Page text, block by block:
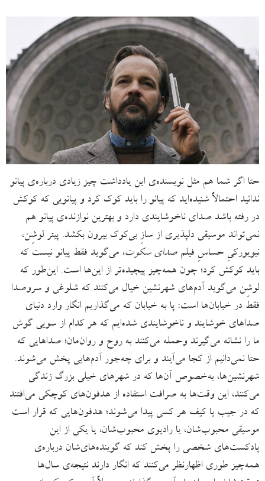
حتا اگر شما هم مثل نویسنده‌ی این یادداشت چیز زیادی درباره‌ی پیانو
ندانید احتمالاً شنیده‌اید که پیانو را باید کوک کرد و پیانویی که کوکش
در رفته باشد صدای ناخوشایندی دارد و بهترین نوازنده‌ی پیانو هم
نمی‌تواند موسیقی دلپذیری از سازِ بی‌کوک بیرون بکشد. پیتر لوشِن،
نیویورکیِ حساسِ فیلمصدای سکوت، می‌گوید فقط پیانو نیست که
باید کوکش کرد؛ چون همه‌چیز پیچیده‌تر از این‌ها است. این‌طور که
لوشِن می‌گوید آدم‌های شهرنشین خیال می‌کنند که شلوغی و سروصدا
فقط در خیابان‌ها است: پا به خیابان که می‌گذاریم انگار وارد دنیای
صداهای خوشایند و ناخوشایندی شده‌ایم که هر کدام از سویی گوش
ما را نشانه می‌گیرند وحمله می‌کنند به روح و روان‌مان؛ صداهایی که
حتا نمی‌دانیم از کجا می‌آیند و برای چه‌جور آدم‌هایی پخش می‌شوند.
شهرنشین‌ها، به‌خصوص آن‌ها که در شهرهای خیلی بزرگ زندگی
می‌کنند، این وقت‌ها به صرافت استفاده از هدفون‌های کوچکی می‌افتند
که در جیب یا کیف هر کسی پیدا می‌شوند؛ هدفون‌هایی که قرار است
موسیقی محبوب‌شان، یا رادیوی محبوب‌شان، یا یکی از این
پادکست‌های شخصی را پخش کند که گوینده‌های‌شان درباره‌ی
همه‌چیز طوری اظهارنظر می‌کنند که انگار دارند نتیجه‌ی سال‌ها